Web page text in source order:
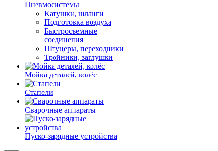
Пневмосистемы
Катушки, шланги
Подготовка воздуха
Быстросъемные
соединения
Штуцеры, переходники
Тройники, заглушки
Мойка деталей, колёс
Стапели
Сварочные аппараты
Пуско-зарядные устройства